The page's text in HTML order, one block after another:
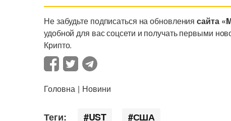
Не забудьте подписаться на обновлениясайта
удобной для вас соцсети и получать первыми
Крипто.
Головна Новини
Теги: UST США